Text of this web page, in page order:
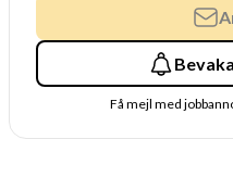
Få mejl med